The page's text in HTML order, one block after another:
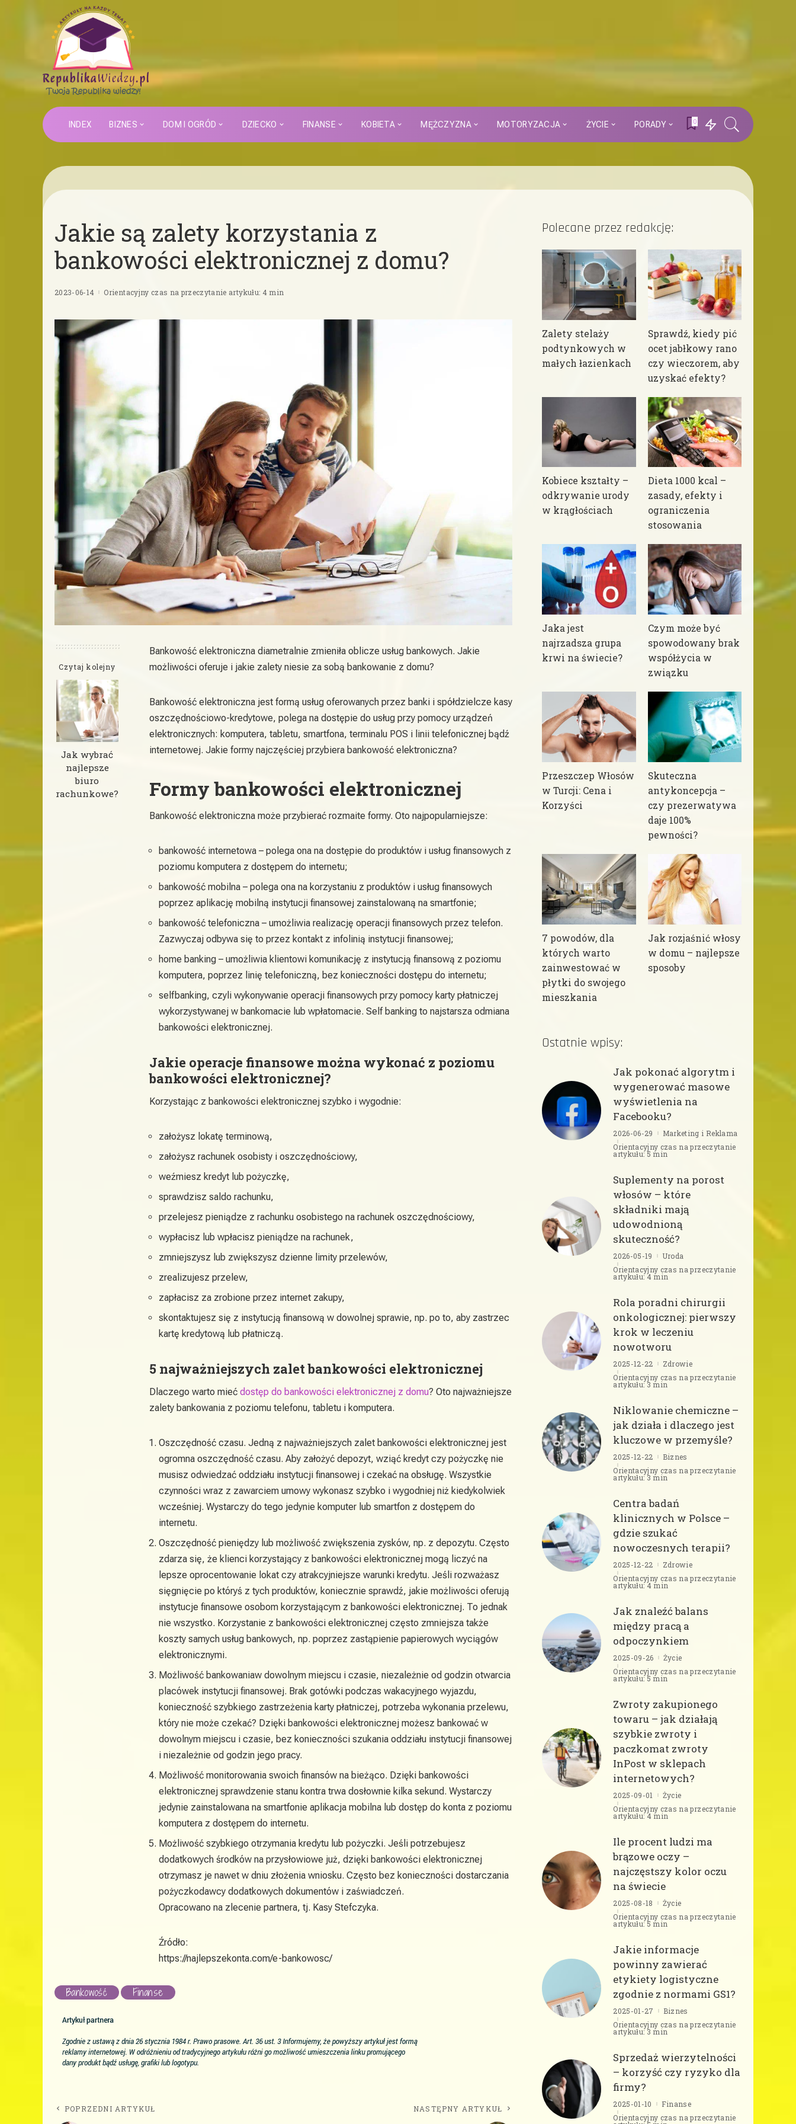
INDEX BIZNES DOM I OGRÓD DZIECKO FINANSE KOBIETA MĘŻCZYZNA MOTORYZACJA ŻYCIE PORADY 0
Jakie są zalety korzystania z
bankowości elektronicznej z domu?
2023-06-14 Orientacyjny czas na przeczytanie artykułu: 4 min
Czytaj kolejny
Jak wybrać
najlepsze
biuro
rachunkowe?
Bankowość elektroniczna diametralnie zmieniła oblicze usług bankowych. Jakie
możliwości oferuje i jakie zalety niesie za sobą bankowanie z domu?
Bankowość elektroniczna jest formą usług oferowanych przez banki i spółdzielcze kasy
oszczędnościowo-kredytowe, polega na dostępie do usług przy pomocy urządzeń
elektronicznych: komputera, tabletu, smartfona, terminalu POS i linii telefonicznej bądź
internetowej. Jakie formy najczęściej przybiera bankowość elektroniczna?
Formy bankowości elektronicznej
Bankowość elektroniczna może przybierać rozmaite formy. Oto najpopularniejsze:
bankowość internetowa – polega ona na dostępie do produktów i usług finansowych z
poziomu komputera z dostępem do internetu;
bankowość mobilna – polega ona na korzystaniu z produktów i usług finansowych
poprzez aplikację mobilną instytucji finansowej zainstalowaną na smartfonie;
bankowość telefoniczna – umożliwia realizację operacji finansowych przez telefon.
Zazwyczaj odbywa się to przez kontakt z infolinią instytucji finansowej;
home banking – umożliwia klientowi komunikację z instytucją finansową z poziomu
komputera, poprzez linię telefoniczną, bez konieczności dostępu do internetu;
selfbanking, czyli wykonywanie operacji finansowych przy pomocy karty płatniczej
wykorzystywanej w bankomacie lub wpłatomacie. Self banking to najstarsza odmiana
bankowości elektronicznej.
Jakie operacje finansowe można wykonać z poziomu
bankowości elektronicznej?
Korzystając z bankowości elektronicznej szybko i wygodnie:
założysz lokatę terminową,
założysz rachunek osobisty i oszczędnościowy,
weźmiesz kredyt lub pożyczkę,
sprawdzisz saldo rachunku,
przelejesz pieniądze z rachunku osobistego na rachunek oszczędnościowy,
wypłacisz lub wpłacisz pieniądze na rachunek,
zmniejszysz lub zwiększysz dzienne limity przelewów,
zrealizujesz przelew,
zapłacisz za zrobione przez internet zakupy,
skontaktujesz się z instytucją finansową w dowolnej sprawie, np. po to, aby zastrzec
kartę kredytową lub płatniczą.
5 najważniejszych zalet bankowości elektronicznej
Dlaczego warto mieć dostęp do bankowości elektronicznej z domu? Oto najważniejsze
zalety bankowania z poziomu telefonu, tabletu i komputera.
Oszczędność czasu. Jedną z najważniejszych zalet bankowości elektronicznej jest
ogromna oszczędność czasu. Aby założyć depozyt, wziąć kredyt czy pożyczkę nie
musisz odwiedzać oddziału instytucji finansowej i czekać na obsługę. Wszystkie
czynności wraz z zawarciem umowy wykonasz szybko i wygodniej niż kiedykolwiek
wcześniej. Wystarczy do tego jedynie komputer lub smartfon z dostępem do
internetu.
Oszczędność pieniędzy lub możliwość zwiększenia zysków, np. z depozytu. Często
zdarza się, że klienci korzystający z bankowości elektronicznej mogą liczyć na
lepsze oprocentowanie lokat czy atrakcyjniejsze warunki kredytu. Jeśli rozważasz
sięgnięcie po któryś z tych produktów, koniecznie sprawdź, jakie możliwości oferują
instytucje finansowe osobom korzystającym z bankowości elektronicznej. To jednak
nie wszystko. Korzystanie z bankowości elektronicznej często zmniejsza także
koszty samych usług bankowych, np. poprzez zastąpienie papierowych wyciągów
elektronicznymi.
Możliwość bankowaniaw dowolnym miejscu i czasie, niezależnie od godzin otwarcia
placówek instytucji finansowej. Brak gotówki podczas wakacyjnego wyjazdu,
konieczność szybkiego zastrzeżenia karty płatniczej, potrzeba wykonania przelewu,
który nie może czekać? Dzięki bankowości elektronicznej możesz bankować w
dowolnym miejscu i czasie, bez konieczności szukania oddziału instytucji finansowej
i niezależnie od godzin jego pracy.
Możliwość monitorowania swoich finansów na bieżąco. Dzięki bankowości
elektronicznej sprawdzenie stanu kontra trwa dosłownie kilka sekund. Wystarczy
jedynie zainstalowana na smartfonie aplikacja mobilna lub dostęp do konta z poziomu
komputera z dostępem do internetu.
Możliwość szybkiego otrzymania kredytu lub pożyczki. Jeśli potrzebujesz
dodatkowych środków na przysłowiowe już, dzięki bankowości elektronicznej
otrzymasz je nawet w dniu złożenia wniosku. Często bez konieczności dostarczania
pożyczkodawcy dodatkowych dokumentów i zaświadczeń.
Opracowano na zlecenie partnera, tj. Kasy Stefczyka.
Źródło:
https://najlepszekonta.com/e-bankowosc/
Bankowość Finanse
POPRZEDNI ARTYKUŁ NASTĘPNY ARTYKUŁ
Polecane przez redakcję:
Zalety stelaży
podtynkowych w
małych łazienkach
Sprawdź, kiedy pić
ocet jabłkowy rano
czy wieczorem, aby
uzyskać efekty?
Kobiece kształty –
odkrywanie urody
w krągłościach
Dieta 1000 kcal –
zasady, efekty i
ograniczenia
stosowania
Jaka jest
najrzadsza grupa
krwi na świecie?
Czym może być
spowodowany brak
współżycia w
związku
Przeszczep Włosów
w Turcji: Cena i
Korzyści
Skuteczna
antykoncepcja –
czy prezerwatywa
daje 100%
pewności?
7 powodów, dla
których warto
zainwestować w
płytki do swojego
mieszkania
Jak rozjaśnić włosy
w domu – najlepsze
sposoby
Ostatnie wpisy:
Jak pokonać algorytm i
wygenerować masowe
wyświetlenia na
Facebooku?
2026-06-29
Marketing i Reklama
Orientacyjny czas na przeczytanie
artykułu: 5 min
Suplementy na porost
włosów – które
składniki mają
udowodnioną
skuteczność?
2026-05-19
Uroda
Orientacyjny czas na przeczytanie
artykułu: 4 min
Rola poradni chirurgii
onkologicznej: pierwszy
krok w leczeniu
nowotworu
2025-12-22
Zdrowie
Orientacyjny czas na przeczytanie
artykułu: 3 min
Niklowanie chemiczne –
jak działa i dlaczego jest
kluczowe w przemyśle?
2025-12-22
Biznes
Orientacyjny czas na przeczytanie
artykułu: 3 min
Centra badań
klinicznych w Polsce –
gdzie szukać
nowoczesnych terapii?
2025-12-22
Zdrowie
Orientacyjny czas na przeczytanie
artykułu: 4 min
Jak znaleźć balans
między pracą a
odpoczynkiem
2025-09-26
Życie
Orientacyjny czas na przeczytanie
artykułu: 5 min
Zwroty zakupionego
towaru – jak działają
szybkie zwroty i
paczkomat zwroty
InPost w sklepach
internetowych?
2025-09-01
Życie
Orientacyjny czas na przeczytanie
artykułu: 4 min
Ile procent ludzi ma
brązowe oczy –
najczęstszy kolor oczu
na świecie
2025-08-18
Życie
Orientacyjny czas na przeczytanie
artykułu: 5 min
Jakie informacje
powinny zawierać
etykiety logistyczne
zgodnie z normami GS1?
2025-01-27
Biznes
Orientacyjny czas na przeczytanie
artykułu: 3 min
Sprzedaż wierzytelności
– korzyść czy ryzyko dla
firmy?
2025-01-10
Finanse
Orientacyjny czas na przeczytanie